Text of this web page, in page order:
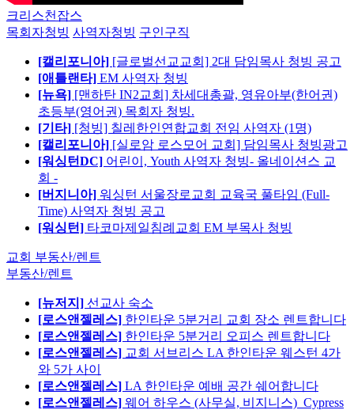
크리스천잡스
목회자청빙 사역자청빙 구인구직
[캘리포니아] [글로벌선교교회] 2대 담임목사 청빙 공고
[애틀랜타] EM 사역자 청빙
[뉴욕] [맨하탄 IN2교회] 차세대총괄, 영유아부(한어권)
초등부(영어권) 목회자 청빙.
[기타] [청빙] 칠레한인연합교회 전임 사역자 (1명)
[캘리포니아] [실로암 로스모어 교회] 담임목사 청빙광고
[워싱턴DC] 어린이, Youth 사역자 청빙- 올네이션스 교
회 -
[버지니아] 워싱턴 서울장로교회 교육국 풀타임 (Full-
Time) 사역자 청빙 공고
[워싱턴] 타코마제일침례교회 EM 부목사 청빙
교회 부동산/렌트
부동산/렌트
[뉴저지] 선교사 숙소
[로스앤젤레스] 한인타운 5분거리 교회 장소 렌트합니다
[로스앤젤레스] 한인타운 5분거리 오피스 렌트합니다
[로스앤젤레스] 교회 서브리스 LA 한인타운 웨스턴 4가
와 5가 사이
[로스앤젤레스] LA 한인타운 예배 공간 쉐어합니다
[로스앤젤레스] 웨어 하우스 (사무실, 비지니스)_Cypress